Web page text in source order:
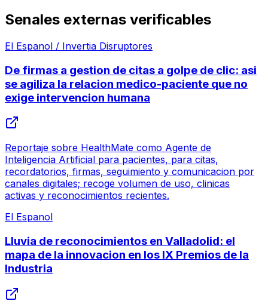
Senales externas verificables
El Espanol / Invertia Disruptores
De firmas a gestion de citas a golpe de clic: asi
se agiliza la relacion medico-paciente que no
exige intervencion humana
Reportaje sobre HealthMate como Agente de
Inteligencia Artificial para pacientes, para citas,
recordatorios, firmas, seguimiento y comunicacion por
canales digitales; recoge volumen de uso, clinicas
activas y reconocimientos recientes.
El Espanol
Lluvia de reconocimientos en Valladolid: el
mapa de la innovacion en los IX Premios de la
Industria